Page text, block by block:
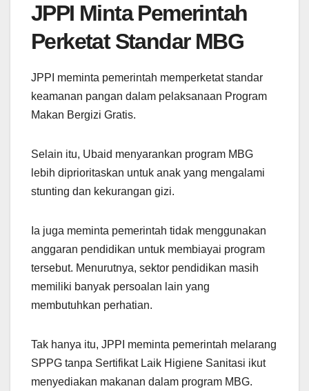
JPPI Minta Pemerintah
Perketat Standar MBG
JPPI meminta pemerintah memperketat standar
keamanan pangan dalam pelaksanaan Program
Makan Bergizi Gratis.
Selain itu, Ubaid menyarankan program MBG
lebih diprioritaskan untuk anak yang mengalami
stunting dan kekurangan gizi.
Ia juga meminta pemerintah tidak menggunakan
anggaran pendidikan untuk membiayai program
tersebut. Menurutnya, sektor pendidikan masih
memiliki banyak persoalan lain yang
membutuhkan perhatian.
Tak hanya itu, JPPI meminta pemerintah melarang
SPPG tanpa Sertifikat Laik Higiene Sanitasi ikut
menyediakan makanan dalam program MBG.